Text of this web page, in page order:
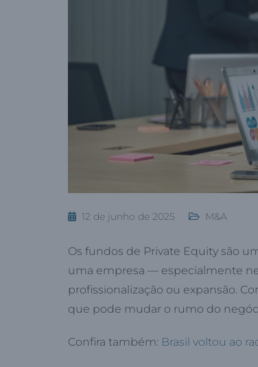
12 de junho de 2025 M&A
Os fundos de Private Equity são
uma empresa — especialmente
profissionalização ou expansão.
que pode mudar o rumo do
Confira também: Brasil voltou ao